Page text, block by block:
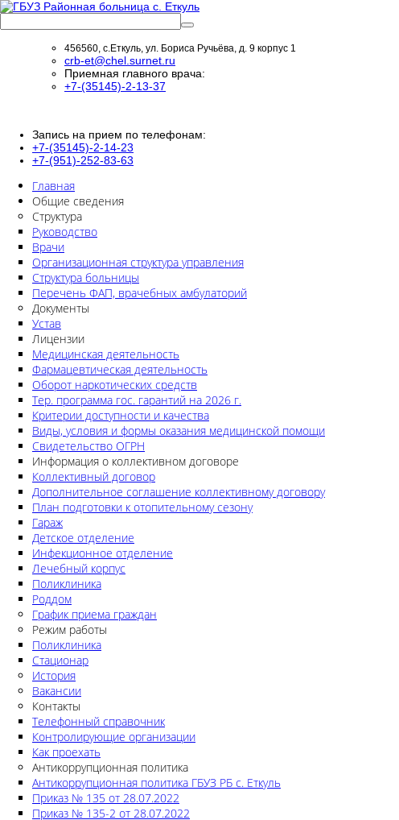
456560, с.Еткуль, ул. Бориса Ручьёва, д. 9 корпус 1
crb-et@chel.surnet.ru
Приемная главного врача:
+7-(35145)-2-13-37
Запись на прием по телефонам:
+7-(35145)-2-14-23
+7-(951)-252-83-63
Главная
Общие сведения
Структура
Руководство
Врачи
Организационная структура управления
Структура больницы
Перечень ФАП, врачебных амбулаторий
Документы
Устав
Лицензии
Медицинская деятельность
Фармацевтическая деятельность
Оборот наркотических средств
Тер. программа гос. гарантий на 2026 г.
Критерии доступности и качества
Виды, условия и формы оказания медицинской помощи
Свидетельство ОГРН
Информация о коллективном договоре
Коллективный договор
Дополнительное соглашение коллективному договору
План подготовки к отопительному сезону
Гараж
Детское отделение
Инфекционное отделение
Лечебный корпус
Поликлиника
Роддом
График приема граждан
Режим работы
Поликлиника
Стационар
История
Вакансии
Контакты
Телефонный справочник
Контролирующие организации
Как проехать
Антикоррупционная политика
Антикоррупционная политика ГБУЗ РБ с. Еткуль
Приказ № 135 от 28.07.2022
Приказ № 135-2 от 28.07.2022